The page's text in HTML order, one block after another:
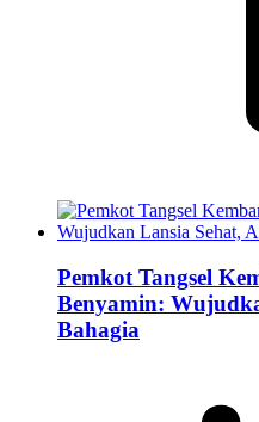
Pemkot Tangsel
Benyamin:
Bahagia